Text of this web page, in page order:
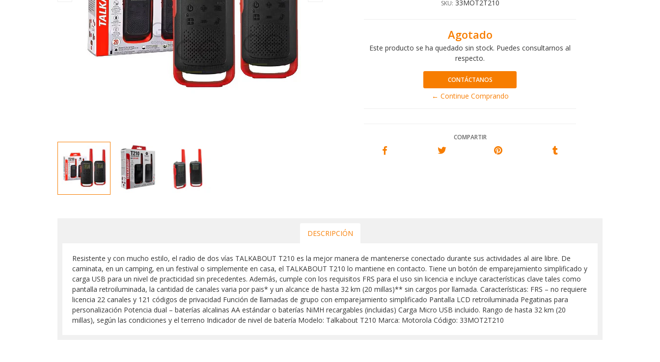
SKU: 33MOT2T210
Agotado
Este producto se ha quedado sin stock. Puedes consultarnos al
respecto.
CONTÁCTANOS
← Continue Comprando
COMPARTIR
DESCRIPCIÓN
Resistente y con mucho estilo, el radio de dos vías TALKABOUT T210 es la mejor manera de mantenerse conectado durante sus actividades al aire libre. De
caminata, en un camping, en un festival o simplemente en casa, el TALKABOUT T210 lo mantiene en contacto. Tiene un botón de emparejamiento simplificado y
carga USB para un nivel de practicidad sin precedentes. Además, cumple con los requisitos FRS para el uso sin licencia e incluye características clave tales como
pantalla retroiluminada, la cantidad de canales varia por pais* y un alcance de hasta 32 km (20 millas)** sin cargos por llamada. Características: FRS – no requiere
licencia 22 canales y 121 códigos de privacidad Función de llamadas de grupo con emparejamiento simplificado Pantalla LCD retroiluminada Pegatinas para
personalización Potencia dual – baterías alcalinas AA estándar o baterías NiMH recargables (incluidas) Carga Micro USB incluido. Rango de hasta 32 km (20
millas), según las condiciones y el terreno Indicador de nivel de batería Modelo: Talkabout T210 Marca: Motorola Código: 33MOT2T210